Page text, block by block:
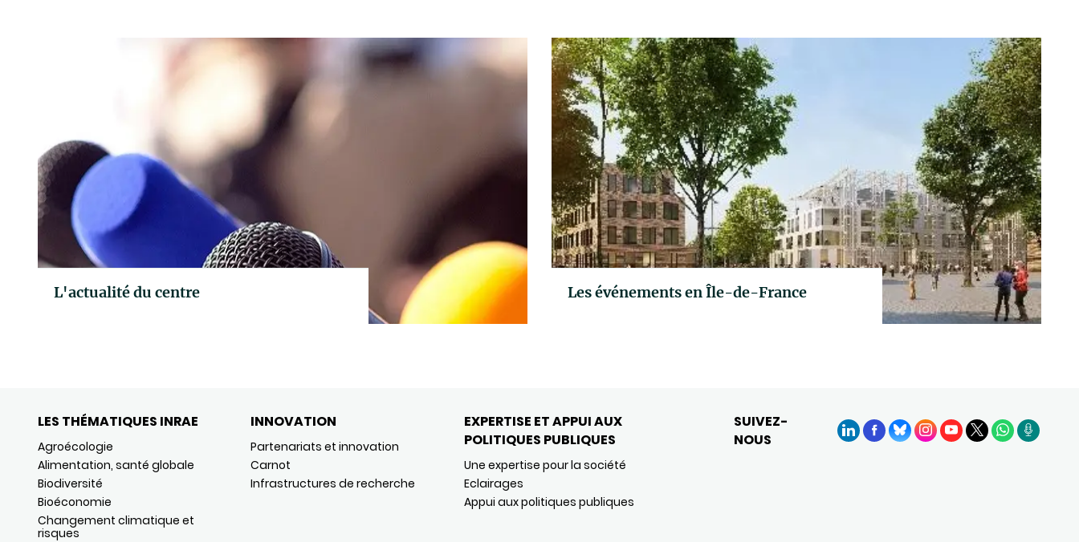
L'actualité du centre Les événements en Île-de-France
LES THÉMATIQUES INRAE
Agroécologie
Alimentation, santé globale
Biodiversité
Bioéconomie
Changement climatique et
risques
INNOVATION
Partenariats et innovation
Carnot
Infrastructures de recherche
EXPERTISE ET APPUI AUX
POLITIQUES PUBLIQUES
Une expertise pour la société
Eclairages
Appui aux politiques publiques
SUIVEZ-
NOUS
LinkedInFacebook
BlueSkyInstagram
YouTube
X WhatsApp
Podcasts